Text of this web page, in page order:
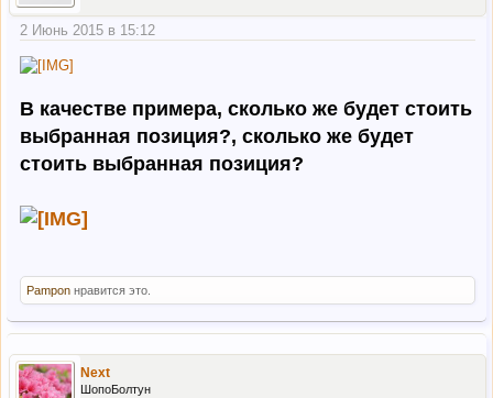
2 Июнь 2015 в 15:12
В качестве примера, сколько же будет стоить
выбранная позиция?, сколько же будет
стоить выбранная позиция?
Pampon нравится это.
Next
ШопоБолтун